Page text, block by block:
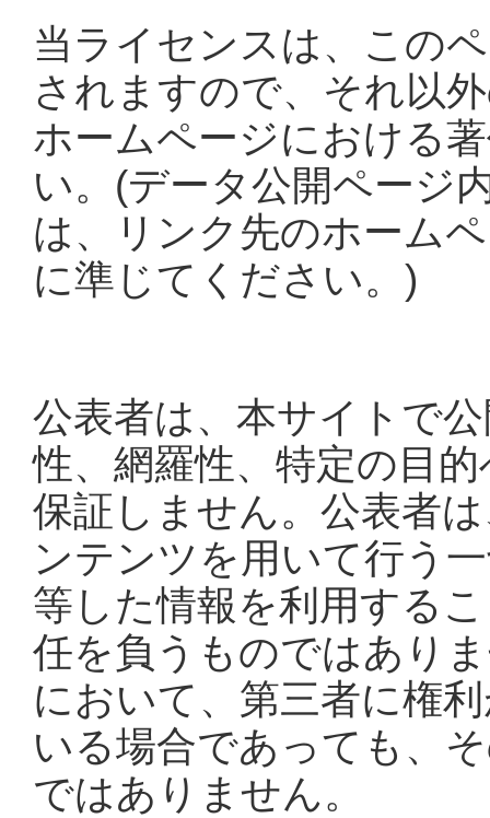
当ライセンスは、この
されますので、それ以
ホームページにおける
い。(データ公開ページ
は、リンク先のホーム
に準じてください。)
公表者は、本サイトで
性、網羅性、特定の目
保証しません。公表者
ンテンツを用いて行う
等した情報を利用する
任を負うものではあり
において、第三者に権
いる場合であっても、
ではありません。